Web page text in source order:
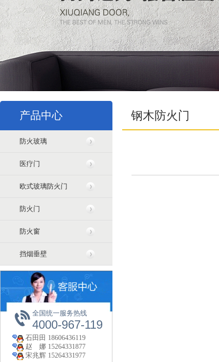
产品中心
防火玻璃
医疗门
欧式玻璃防火门
防火门
防火窗
挡烟垂壁
全国统一服务热线
4000-967-119
石田田 18606436119
赵 娜 15264331877
宋兆辉 15264331977
钢木防火门